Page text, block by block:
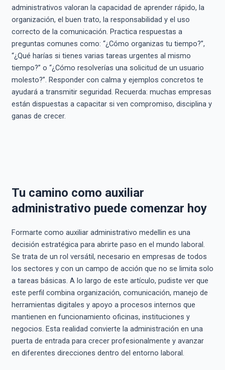
administrativos valoran la capacidad de aprender rápido, la
organización, el buen trato, la responsabilidad y el uso
correcto de la comunicación. Practica respuestas a
preguntas comunes como: “¿Cómo organizas tu tiempo?”,
“¿Qué harías si tienes varias tareas urgentes al mismo
tiempo?” o “¿Cómo resolverías una solicitud de un usuario
molesto?”. Responder con calma y ejemplos concretos te
ayudará a transmitir seguridad. Recuerda: muchas empresas
están dispuestas a capacitar si ven compromiso, disciplina y
ganas de crecer.
Tu camino como auxiliar
administrativo puede comenzar hoy
Formarte como auxiliar administrativo medellin es una
decisión estratégica para abrirte paso en el mundo laboral.
Se trata de un rol versátil, necesario en empresas de todos
los sectores y con un campo de acción que no se limita solo
a tareas básicas. A lo largo de este artículo, pudiste ver que
este perfil combina organización, comunicación, manejo de
herramientas digitales y apoyo a procesos internos que
mantienen en funcionamiento oficinas, instituciones y
negocios. Esta realidad convierte la administración en una
puerta de entrada para crecer profesionalmente y avanzar
en diferentes direcciones dentro del entorno laboral.